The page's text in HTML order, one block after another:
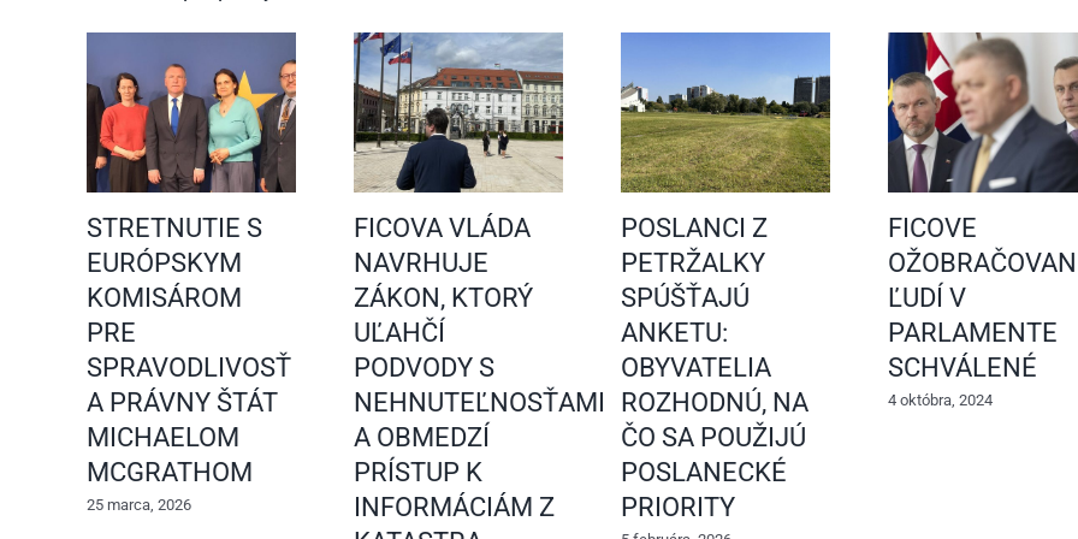
STRETNUTIE S
EURÓPSKYM
KOMISÁROM
PRE
SPRAVODLIVOSŤ
A PRÁVNY ŠTÁT
MICHAELOM
MCGRATHOM
25 marca, 2026
FICOVA VLÁDA
NAVRHUJE
ZÁKON, KTORÝ
UĽAHČÍ
PODVODY S
NEHNUTEĽNOSŤAMI
A OBMEDZÍ
PRÍSTUP K
INFORMÁCIÁM Z
POSLANCI Z
PETRŽALKY
SPÚŠŤAJÚ
ANKETU:
OBYVATELIA
ROZHODNÚ, NA
ČO SA POUŽIJÚ
POSLANECKÉ
PRIORITY
FICOVE
ĽUDÍ V
PARLAMENTE
SCHVÁLENÉ
4 októbra, 2024